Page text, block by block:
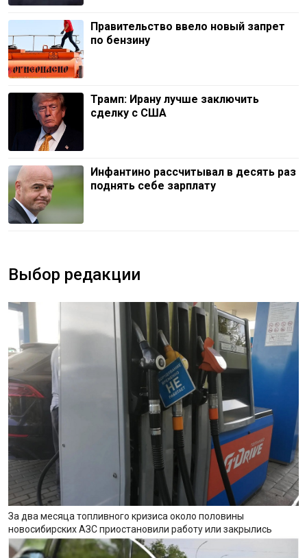
Правительство ввело новый запрет
по бензину
Трамп: Ирану лучше заключить
сделку с США
Инфантино рассчитывал в десять раз
поднять себе зарплату
Выбор редакции
За два месяца топливного кризиса около половины
новосибирских АЗС приостановили работу или закрылись